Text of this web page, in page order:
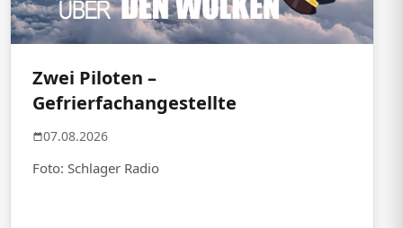
Zwei Piloten –
Gefrierfachangestellte
07.08.2026
Foto: Schlager Radio